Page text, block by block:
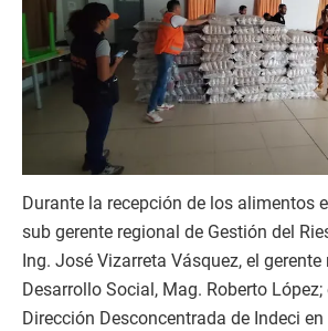
Durante la recepción de los alimentos
sub gerente regional de Gestión del
Ing. José Vizarreta Vásquez, el
Desarrollo Social, Mag. Roberto
Dirección Desconcentrada de Indeci en